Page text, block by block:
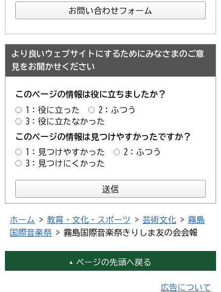
より良いウェブサイトにするためにみなさまのご意
見をお聞かせください
このページの情報は役に立ちましたか？
1：役に立った
2：ふつう
3：役に立たなかった
このページの情報は見つけやすかったですか？
1：見つけやすかった
2：ふつう
3：見つけにくかった
ホーム > 教育・文化・スポーツ > 芸術文化 > 霧島
国際音楽祭 > 霧島国際音楽祭きりしま友の会会報
ページの先頭へ戻る
広告について